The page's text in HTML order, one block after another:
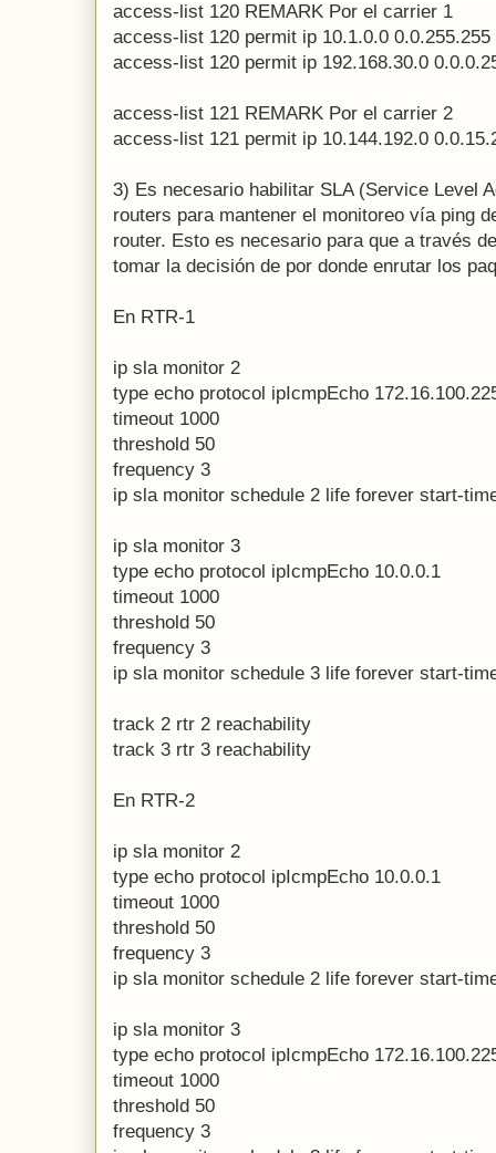
access-list 120 REMARK Por el carrier 1
access-list 120 permit ip 10.1.0.0 0.0.255.255
access-list 120 permit ip 192.168.30.0
access-list 121 REMARK Por el carrier 2
access-list 121 permit ip 10.144.192.0
3) Es necesario habilitar SLA (Service Level
routers para mantener el monitoreo vía ping
router. Esto es necesario para que a través
tomar la decisión de por donde enrutar los
En RTR-1
ip sla monitor 2
type echo protocol ipIcmpEcho
timeout 1000
threshold 50
frequency 3
ip sla monitor schedule 2 life forever start-
ip sla monitor 3
type echo protocol ipIcmpEcho 10.0.0.1
timeout 1000
threshold 50
frequency 3
ip sla monitor schedule 3 life forever start-
track 2 rtr 2 reachability
track 3 rtr 3 reachability
En RTR-2
ip sla monitor 2
type echo protocol ipIcmpEcho 10.0.0.1
timeout 1000
threshold 50
frequency 3
ip sla monitor schedule 2 life forever start-
ip sla monitor 3
type echo protocol ipIcmpEcho
timeout 1000
threshold 50
frequency 3